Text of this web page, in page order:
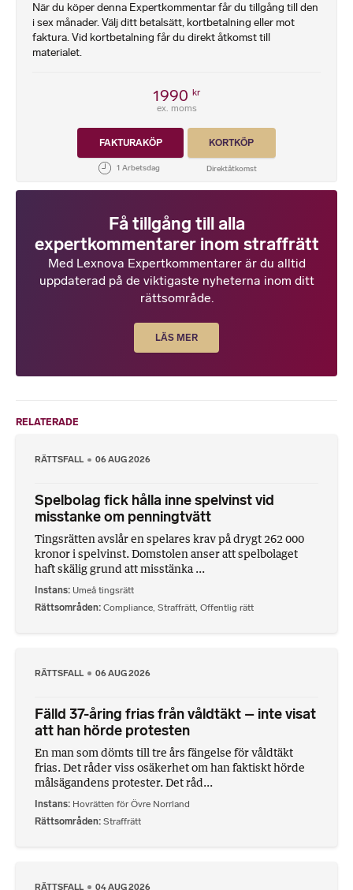
När du köper denna Expertkommentar får du tillgång till den
i sex månader. Välj ditt betalsätt, kortbetalning eller mot
faktura. Vid kortbetalning får du direkt åtkomst till
materialet.
1990 kr
ex. moms
FAKTURAKÖP KORTKÖP
Få tillgång till alla
expertkommentarer inom straffrätt
Med Lexnova Expertkommentarer är du alltid
uppdaterad på de viktigaste nyheterna inom ditt
rättsområde.
LÄS MER
RELATERADE
RÄTTSFALL 06 AUG 2026
Spelbolag fick hålla inne spelvinst vid
misstanke om penningtvätt
Tingsrätten avslår en spelares krav på drygt 262 000
kronor i spelvinst. Domstolen anser att spelbolaget
haft skälig grund att misstänka ...
Instans Umeå tingsrätt
Rättsområden Compliance, Straffrätt, Offentlig rätt
RÄTTSFALL 06 AUG 2026
Fälld 37-åring frias från våldtäkt – inte visat
att han hörde protesten
En man som dömts till tre års fängelse för våldtäkt
frias. Det råder viss osäkerhet om han faktiskt hörde
målsägandens protester. Det råd...
Instans Hovrätten för Övre Norrland
Rättsområden Straffrätt
RÄTTSFALL 04 AUG 2026